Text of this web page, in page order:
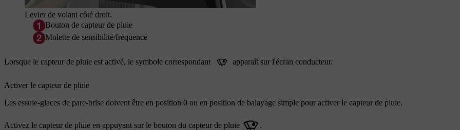
Levier de volant côté droit.
Bouton de capteur de pluie
Molette de sensibilité/fréquence
Lorsque le capteur de pluie est activé, le symbole correspondant apparaît sur l'écran conducteur.
Activer le capteur de pluie
Les essuie-glaces de pare-brise doivent être en position 0 ou en position de balayage simple pour activer le capteur de pluie.
Activez le capteur de pluie en appuyant sur le bouton du capteur de pluie .